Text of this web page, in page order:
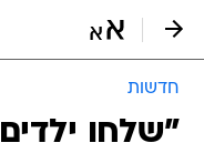
חדשות
"שלחו